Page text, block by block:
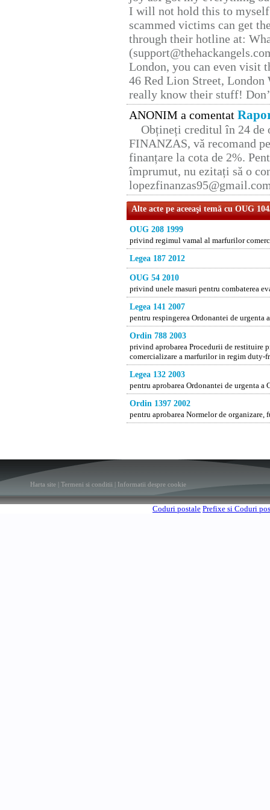
I will not hold this to
scammed victims can get
through their hotline at:
London, you can even visit
46 Red Lion Street, London
really know their stuff!
ANONIM a comentat
Obțineți creditul în 24 de
FINANZAS, vă recomand
finanțare la cota de 2%.
împrumut, nu ezitați să o
Alte acte pe aceeaşi temă cu OUG
OUG 208 1999
privind regimul vamal al marfurilor
Legea 187 2012
OUG 54 2010
privind unele masuri pentru combaterea
Legea 141 2007
pentru respingerea Ordonantei de
Ordin 788 2003
privind aprobarea Procedurii de restituire
comercializare a marfurilor in regim duty-
Legea 132 2003
pentru aprobarea Ordonantei de urgenta
Ordin 1397 2002
pentru aprobarea Normelor de
Harta site Termeni si conditii Informatii despre cookie
Coduri postale Prefixe si Coduri